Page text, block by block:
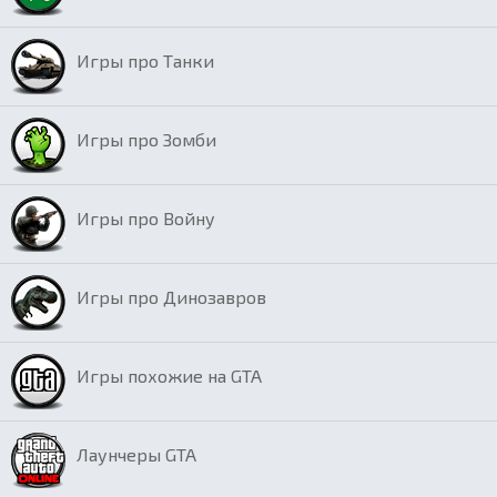
Игры про Танки
Игры про Зомби
Игры про Войну
Игры про Динозавров
Игры похожие на GTA
Лаунчеры GTA